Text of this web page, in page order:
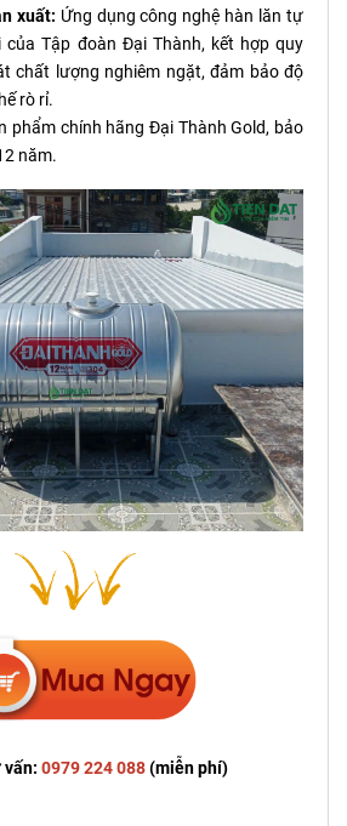
xuất: Ứng dụng công nghệ hàn lăn tự
của Tập đoàn Đại Thành, kết hợp quy
chất lượng nghiêm ngặt, đảm bảo độ
rò rỉ.
phẩm chính hãng Đại Thành Gold, bảo
năm.
0979 224 088(miễn phí)